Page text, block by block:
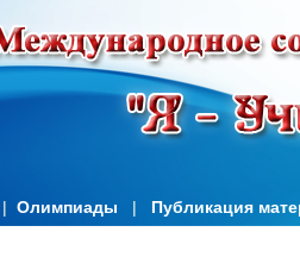
| Олимпиады | Публикация